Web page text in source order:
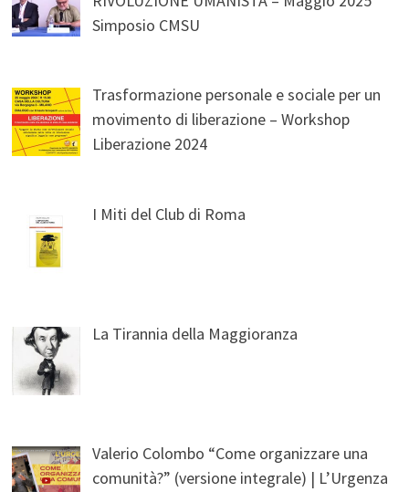
Simposio CMSU
Trasformazione personale e sociale per un
movimento di liberazione – Workshop
Liberazione 2024
I Miti del Club di Roma
La Tirannia della Maggioranza
Valerio Colombo “Come organizzare una
comunità?” (versione integrale) | L’Urgenza